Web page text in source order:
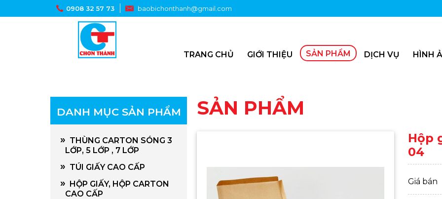
0908 32 57 73 baobichonthanh@gmail.com
TRANG CHỦ GIỚI THIỆU SẢN PHẨM DỊCH VỤ HÌNH
DANH MỤC SẢN PHẨM
» THÙNG CARTON SÓNG 3
LỚP, 5 LỚP , 7 LỚP
» TÚI GIẤY CAO CẤP
» HỘP GIẤY, HỘP CARTON
CAO CẤP
SẢN PHẨM
Hộp
04
Giá bán